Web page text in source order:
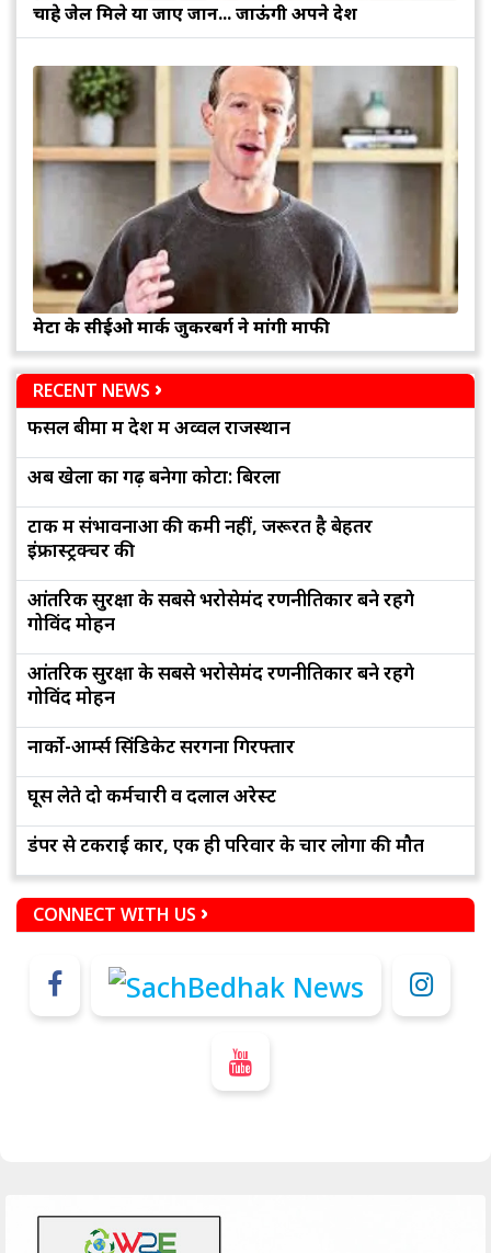
चाहे जेल मिले या जाए जान... जाऊंगी अपने देश
मेटा के सीईओ मार्क जुकरबर्ग ने मांगी माफी
RECENT NEWS
फसल बीमा में देश में अव्वल राजस्थान
अब खेलों का गढ़ बनेगा कोटा: बिरला
टोंक में संभावनाओं की कमी नहीं, जरूरत है बेहतर
इंफ्रास्ट्रक्चर की
आंतरिक सुरक्षा के सबसे भरोसेमंद रणनीतिकार बने रहेंगे
गोविंद मोहन
आंतरिक सुरक्षा के सबसे भरोसेमंद रणनीतिकार बने रहेंगे
गोविंद मोहन
नार्को-आर्म्स सिंडिकेट सरगना गिरफ्तार
घूस लेते दो कर्मचारी व दलाल अरेस्ट
डंपर से टकराई कार, एक ही परिवार के चार लोगों की मौत
CONNECT WITH US